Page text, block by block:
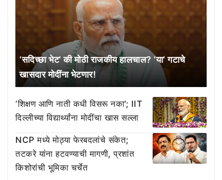
‘सदिच्छा भेट’ की मोठी राजकीय हालचाल? ‘या’ गटाचे
खासदार मोदींना भेटणार!
‘शिक्षण आणि नाती कधी विसरू नका’; IIT
दिल्लीच्या विद्यार्थ्यांना मोदींचा खास सल्ला
NCP मध्ये मोठ्या फेरबदलांचे संकेत;
तटकरे यांना हटवण्याची मागणी, प्रशांत
किशोरांची भूमिका चर्चेत